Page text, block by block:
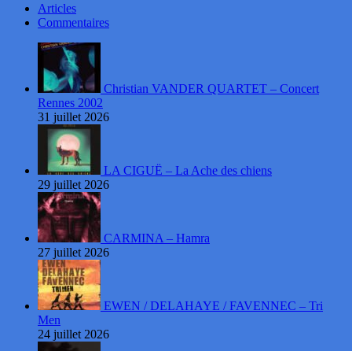
Articles
Commentaires
Christian VANDER QUARTET – Concert
Rennes 2002
31 juillet 2026
LA CIGUË – La Ache des chiens
29 juillet 2026
CARMINA – Hamra
27 juillet 2026
EWEN / DELAHAYE / FAVENNEC – Tri
Men
24 juillet 2026